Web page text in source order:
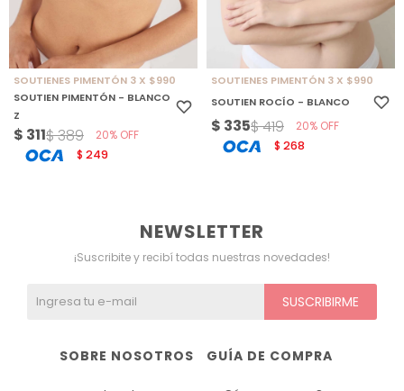
SOUTIENES PIMENTÓN 3 X $990
SOUTIEN PIMENTÓN - BLANCO
Z
$ 311$389 20
$ 249
SOUTIENES PIMENTÓN 3 X $990
SOUTIEN ROCÍO - BLANCO
$ 335$419 20
$ 268
GUÍA DE COMPRA
SOBRE NOSOTROS
NEWSLETTER
¡Suscribite y recibí todas nuestras novedades!
SUSCRIBIRME